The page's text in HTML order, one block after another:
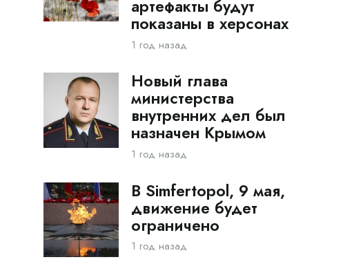
артефакты будут
показаны в херсонах
1 год назад
Новый глава
министерства
внутренних дел был
назначен Крымом
1 год назад
В Simfertopol, 9 мая,
движение будет
ограничено
1 год назад